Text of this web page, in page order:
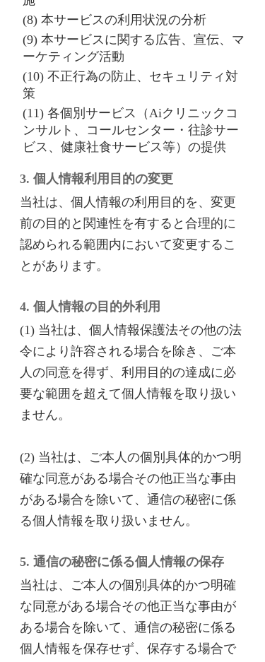
(8) 本サービスの利用状況の分析
(9) 本サービスに関する広告、宣伝、マ
ーケティング活動
(10) 不正行為の防止、セキュリティ対
策
(11) 各個別サービス（Aiクリニックコ
ンサルト、コールセンター・往診サー
ビス、健康社食サービス等）の提供
3. 個人情報利用目的の変更
当社は、個人情報の利用目的を、変更
前の目的と関連性を有すると合理的に
認められる範囲内において変更するこ
とがあります。
4. 個人情報の目的外利用
(1) 当社は、個人情報保護法その他の法
令により許容される場合を除き、ご本
人の同意を得ず、利用目的の達成に必
要な範囲を超えて個人情報を取り扱い
ません。
(2) 当社は、ご本人の個別具体的かつ明
確な同意がある場合その他正当な事由
がある場合を除いて、通信の秘密に係
る個人情報を取り扱いません。
5. 通信の秘密に係る個人情報の保存
当社は、ご本人の個別具体的かつ明確
な同意がある場合その他正当な事由が
ある場合を除いて、通信の秘密に係る
個人情報を保存せず、保存する場合で